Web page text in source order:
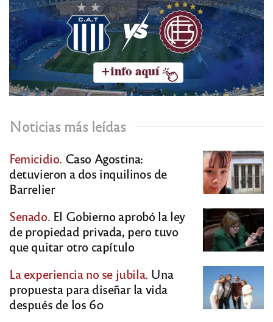
Noticias más leídas
Femicidio. Caso Agostina:
detuvieron a dos inquilinos de
Barrelier
Senado. El Gobierno aprobó la ley
de propiedad privada, pero tuvo
que quitar otro capítulo
La experiencia no se jubila. Una
propuesta para diseñar la vida
después de los 60